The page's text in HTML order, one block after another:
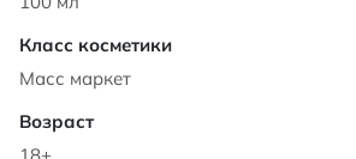
Масс маркет